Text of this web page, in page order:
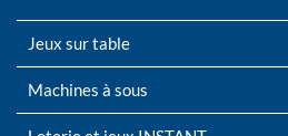
Jeux sur table
Machines à sous